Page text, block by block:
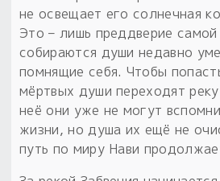
не освещает его солнечная
Это – лишь преддверие
собираются души недавно
помнящие себя. Чтобы
мёртвых души переходят
неё они уже не могут
жизни, но душа их ещё не
путь по миру Нави